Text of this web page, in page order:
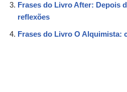
Frases do Livro After: Depois
reflexões
Frases do Livro O Alquimista: